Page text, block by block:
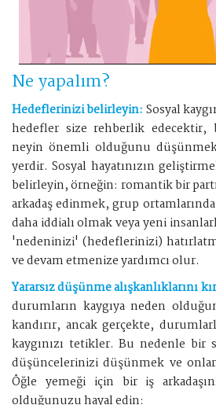
Ne yapalım?
Hedeflerinizi belirleyin: Sosyal
hedefler size rehberlik
neyin önemli olduğunu
yerdir. Sosyal hayatınızın
belirleyin, örneğin: romantik bir
arkadaş edinmek, grup
daha iddialı olmak veya yeni
'nedeninizi' (hedeflerinizi)
ve devam etmenize yardımcı olur.
Yararsız düşünme alışkanlıklarını
durumların kaygıya neden
kandırır, ancak gerçekte,
kaygınızı tetikler. Bu nedenle bir
düşüncelerinizi düşünmek ve
Öğle yemeği için bir iş
olduğunuzu hayal edin: